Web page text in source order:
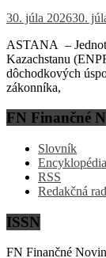
30. júla 202630.
ASTANA –
Kazachstanu
dôchodkových
zákonníka,
FN Finančné
Slovník
Encyklopédia
RSS
Redakčná
ISSN
FN Finančné